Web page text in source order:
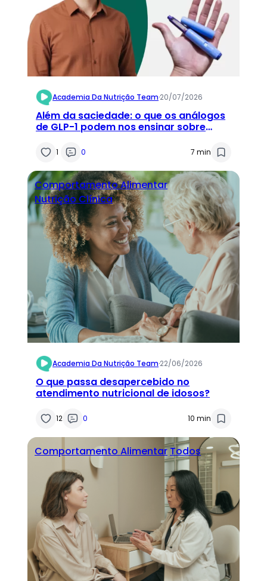
Academia Da Nutrição Team·20/07/2026
Além da saciedade: o que os análogos
de GLP-1 podem nos ensinar sobre
1 0 7 min
Comportamento Alimentar
Nutrição Clínica
Academia Da Nutrição Team·22/06/2026
O que passa desapercebido no
atendimento nutricional de idosos?
12 0 10 min
Comportamento AlimentarTodos